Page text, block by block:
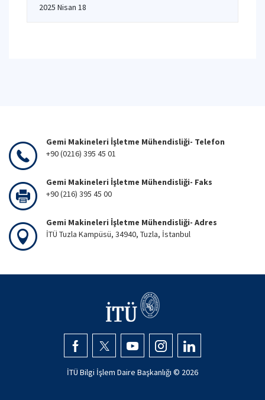
2025 Nisan 18
Gemi Makineleri İşletme Mühendisliği- Telefon
+90 (0216) 395 45 01
Gemi Makineleri İşletme Mühendisliği- Faks
+90 (216) 395 45 00
Gemi Makineleri İşletme Mühendisliği- Adres
İTÜ Tuzla Kampüsü, 34940, Tuzla, İstanbul
İTÜ Bilgi İşlem Daire Başkanlığı © 2026